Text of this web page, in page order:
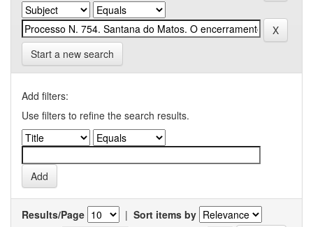
Start a new search
Add filters:
Use filters to refine the search results.
Results/Page | Sort items by